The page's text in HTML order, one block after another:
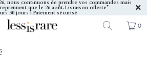
nous continuons de prendre vos commandes mais
que le 26 août.Livraison offerte*
30 jours | Paiement sécurisé
0